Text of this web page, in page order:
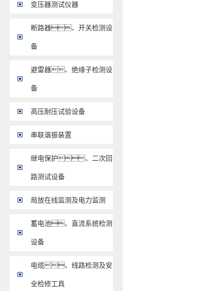
变压器测试仪器
断路器、开关检测设
备
避雷器、绝缘子检测设
备
高压耐压试验设备
串联谐振装置
继电保护、二次回
路测试设备
局放在线监测及电力监测
蓄电池、直流系统检测
设备
电缆、线路检测及安
全检修工具